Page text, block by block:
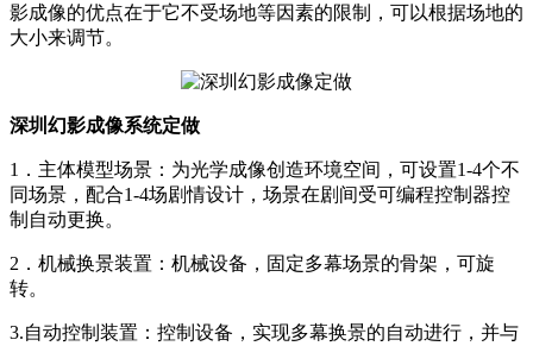
影成像的优点在于它不受场地等因素的限制，可以根据场地的
大小来调节。
深圳幻影成像系统定做
1．主体模型场景：为光学成像创造环境空间，可设置1-4个不
同场景，配合1-4场剧情设计，场景在剧间受可编程控制器控
制自动更换。
2．机械换景装置：机械设备，固定多幕场景的骨架，可旋
转。
3.自动控制装置：控制设备，实现多幕换景的自动进行，并与